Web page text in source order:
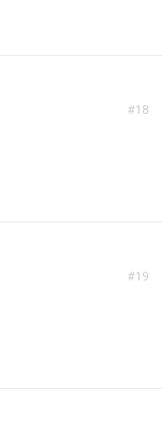
#18
#19